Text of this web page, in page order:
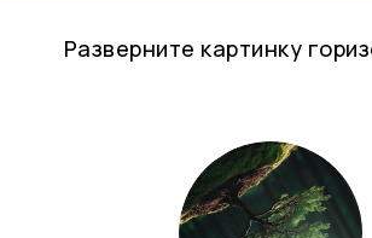
Разверните картинку